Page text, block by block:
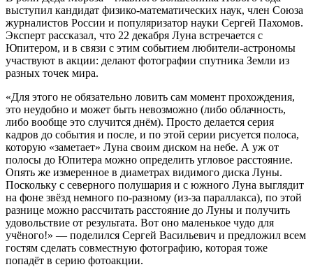
выступил кандидат физико-математических наук, член Союза
журналистов России и популяризатор науки Сергей Пахомов.
Эксперт рассказал, что 22 декабря Луна встречается с
Юпитером, и в связи с этим событием любители-астрономы
участвуют в акции: делают фотографии спутника Земли из
разных точек мира.
«Для этого не обязательно ловить сам момент прохождения,
это неудобно и может быть невозможно (либо облачность,
либо вообще это случится днём). Просто делается серия
кадров до события и после, и по этой серии рисуется полоса,
которую «заметает» Луна своим диском на небе. А уж от
полосы до Юпитера можно определить угловое расстояние.
Опять же измеренное в диаметрах видимого диска Луны.
Поскольку с северного полушария и с южного Луна выглядит
на фоне звёзд немного по-разному (из-за параллакса), по этой
разнице можно рассчитать расстояние до Луны и получить
удовольствие от результата. Вот оно маленькое чудо для
учёного!» — поделился Сергей Васильевич и предложил всем
гостям сделать совместную фотографию, которая тоже
попадёт в серию фотоакции.